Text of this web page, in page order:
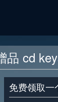
品 cd
免费领取